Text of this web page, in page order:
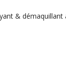
& démaquillant